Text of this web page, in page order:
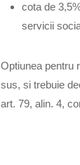
cota de
servicii
Optiunea pentru
sus, si trebuie
art. 79, alin. 4,